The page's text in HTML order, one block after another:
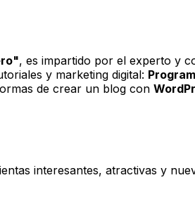
, es impartido por el experto y
y marketing digital:
de crear un blog con
interesantes, atractivas y